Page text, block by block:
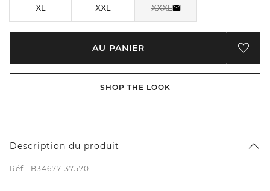
XL XXL XXXL
AU PANIER
SHOP THE LOOK
Description du produit
Réf.: B34677137570